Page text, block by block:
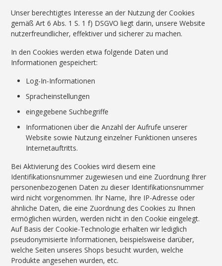
Unser berechtigtes Interesse an der Nutzung der Cookies
gemäß Art 6 Abs. 1 S. 1 f) DSGVO liegt darin, unsere Website
nutzerfreundlicher, effektiver und sicherer zu machen.
In den Cookies werden etwa folgende Daten und
Informationen gespeichert:
Log-In-Informationen
Spracheinstellungen
eingegebene Suchbegriffe
Informationen über die Anzahl der Aufrufe unserer
Website sowie Nutzung einzelner Funktionen unseres
Internetauftritts.
Bei Aktivierung des Cookies wird diesem eine
Identifikationsnummer zugewiesen und eine Zuordnung Ihrer
personenbezogenen Daten zu dieser Identifikationsnummer
wird nicht vorgenommen. Ihr Name, Ihre IP-Adresse oder
ähnliche Daten, die eine Zuordnung des Cookies zu Ihnen
ermöglichen würden, werden nicht in den Cookie eingelegt.
Auf Basis der Cookie-Technologie erhalten wir lediglich
pseudonymisierte Informationen, beispielsweise darüber,
welche Seiten unseres Shops besucht wurden, welche
Produkte angesehen wurden, etc.